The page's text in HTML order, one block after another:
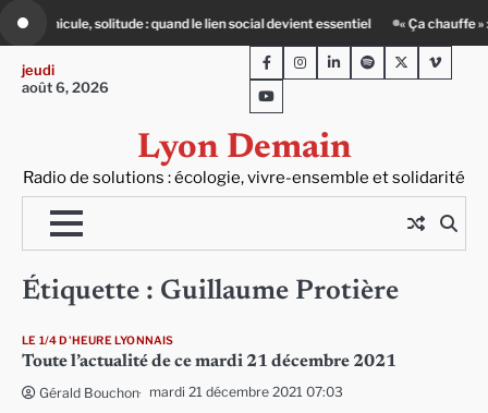
content
: quand le lien social devient essentiel « Ça chauffe » : des acteurs du
jeudi
août 6, 2026
Lyon Demain
Radio de solutions : écologie, vivre-ensemble et solidarité
FacebookInstagram
LinkedInSpotifyTwitterViméo
Youtube
Étiquette : Guillaume Protière
LE 1/4 D'HEURE LYONNAIS
Toute l’actualité de ce mardi 21 décembre 2021
Gérald Bouchon mardi 21 décembre 2021 07:03